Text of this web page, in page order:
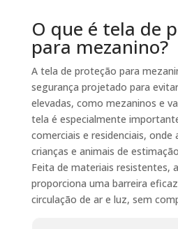
O que é tela de
para mezanino?
A tela de proteção para
segurança projetado para
elevadas, como mezaninos e
tela é especialmente
comerciais e residenciais, onde
crianças e animais de
Feita de materiais resistentes,
proporciona uma barreira
circulação de ar e luz, sem